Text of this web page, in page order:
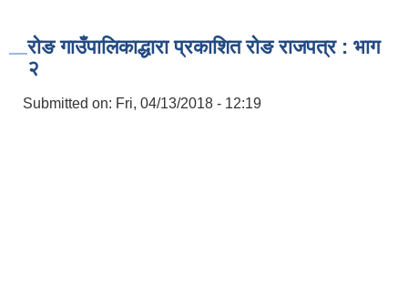
रोङ गाउँपालिकाद्धारा प्रकाशित रोङ राजपत्र : भाग
२
Submitted on: Fri, 04/13/2018 - 12:19